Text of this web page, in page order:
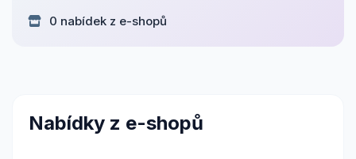
0 nabídek z e-shopů
Nabídky z e-shopů